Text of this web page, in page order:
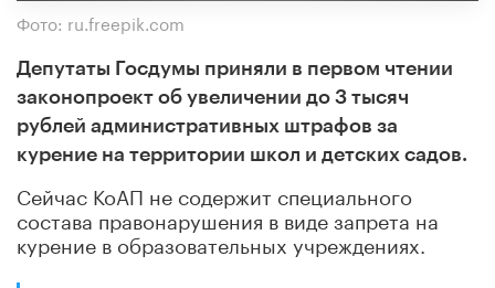
Фото: ru.freepik.com
Депутаты Госдумы приняли в первом чтении
законопроект об увеличении до 3 тысяч
рублей административных штрафов за
курение на территории школ и детских садов.
Сейчас КоАП не содержит специального
состава правонарушения в виде запрета на
курение в образовательных учреждениях.